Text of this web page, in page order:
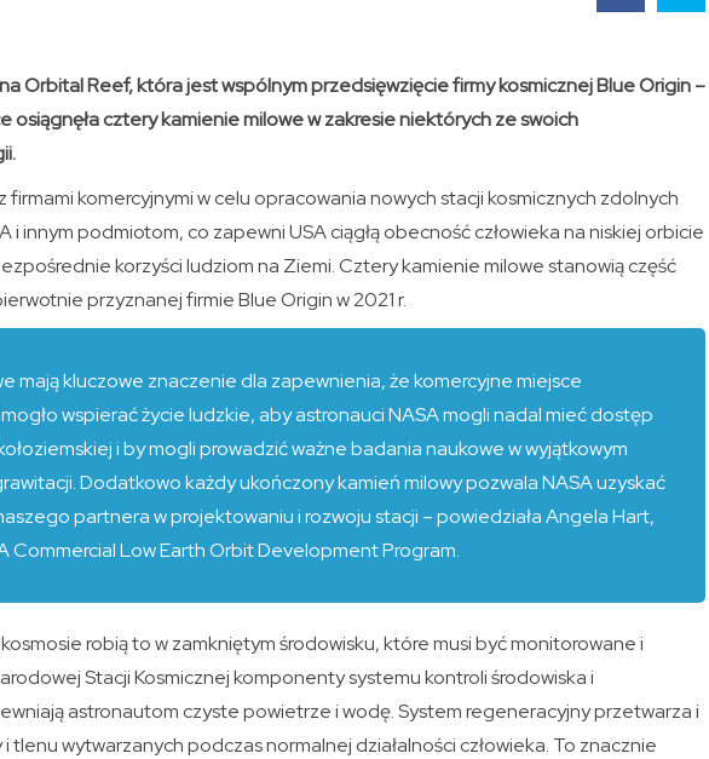
Orbital Reef, która jest wspólnym przedsięwzięcie firmy kosmicznej Blue Origin –
osiągnęła cztery kamienie milowe w zakresie niektórych ze swoich
firmami komercyjnymi w celu opracowania nowych stacji kosmicznych zdolnych
i innym podmiotom, co zapewni USA ciągłą obecność człowieka na niskiej orbicie
korzyści ludziom na Ziemi. Cztery kamienie milowe stanowią część
przyznanej firmie Blue Origin w 2021 r.
mają kluczowe znaczenie dla zapewnienia, że ​​komercyjne miejsce
wspierać życie ludzkie, aby astronauci NASA mogli nadal mieć dostęp
i by mogli prowadzić ważne badania naukowe w wyjątkowym
Dodatkowo każdy ukończony kamień milowy pozwala NASA uzyskać
partnera w projektowaniu i rozwoju stacji – powiedziała Angela Hart,
Commercial Low Earth Orbit Development Program.
robią to w zamkniętym środowisku, które musi być monitorowane i
Stacji Kosmicznej komponenty systemu kontroli środowiska i
astronautom czyste powietrze i wodę. System regeneracyjny przetwarza i
tlenu wytwarzanych podczas normalnej działalności człowieka. To znacznie